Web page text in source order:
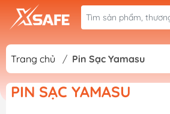
Trang chủ / Pin Sạc Yamasu
PIN SẠC YAMASU